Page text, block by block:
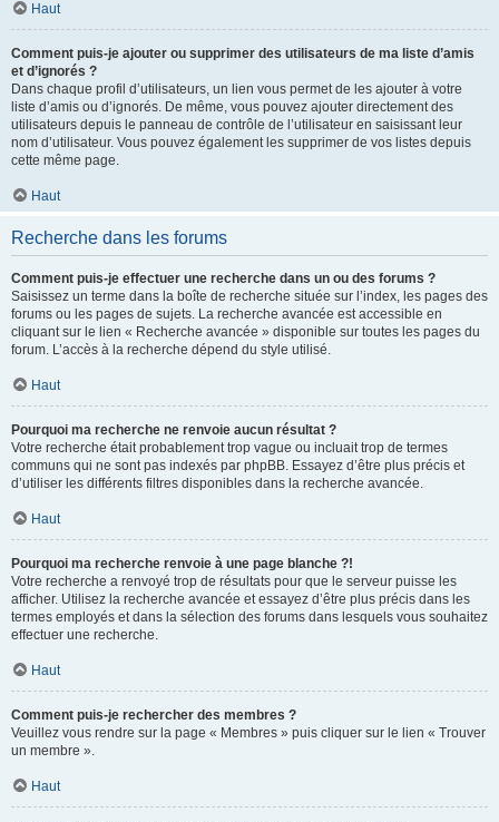
Haut
Comment puis-je ajouter ou supprimer des utilisateurs de ma liste d’amis
et d’ignorés ?
Dans chaque profil d’utilisateurs, un lien vous permet de les ajouter à votre
liste d’amis ou d’ignorés. De même, vous pouvez ajouter directement des
utilisateurs depuis le panneau de contrôle de l’utilisateur en saisissant leur
nom d’utilisateur. Vous pouvez également les supprimer de vos listes depuis
cette même page.
Haut
Recherche dans les forums
Comment puis-je effectuer une recherche dans un ou des forums ?
Saisissez un terme dans la boîte de recherche située sur l’index, les pages des
forums ou les pages de sujets. La recherche avancée est accessible en
cliquant sur le lien « Recherche avancée » disponible sur toutes les pages du
forum. L’accès à la recherche dépend du style utilisé.
Haut
Pourquoi ma recherche ne renvoie aucun résultat ?
Votre recherche était probablement trop vague ou incluait trop de termes
communs qui ne sont pas indexés par phpBB. Essayez d’être plus précis et
d’utiliser les différents filtres disponibles dans la recherche avancée.
Haut
Pourquoi ma recherche renvoie à une page blanche ?!
Votre recherche a renvoyé trop de résultats pour que le serveur puisse les
afficher. Utilisez la recherche avancée et essayez d’être plus précis dans les
termes employés et dans la sélection des forums dans lesquels vous souhaitez
effectuer une recherche.
Haut
Comment puis-je rechercher des membres ?
Veuillez vous rendre sur la page « Membres » puis cliquer sur le lien « Trouver
un membre ».
Haut